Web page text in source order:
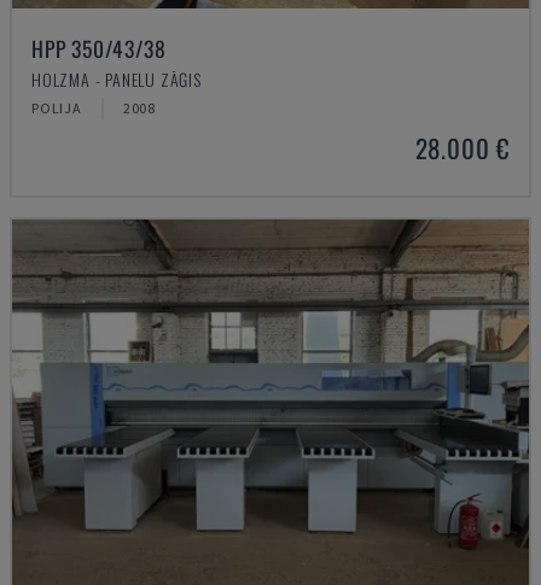
HPP 350/43/38
HOLZMA - PANEĻU ZĀĢIS
POLIJA 2008
28.000 €